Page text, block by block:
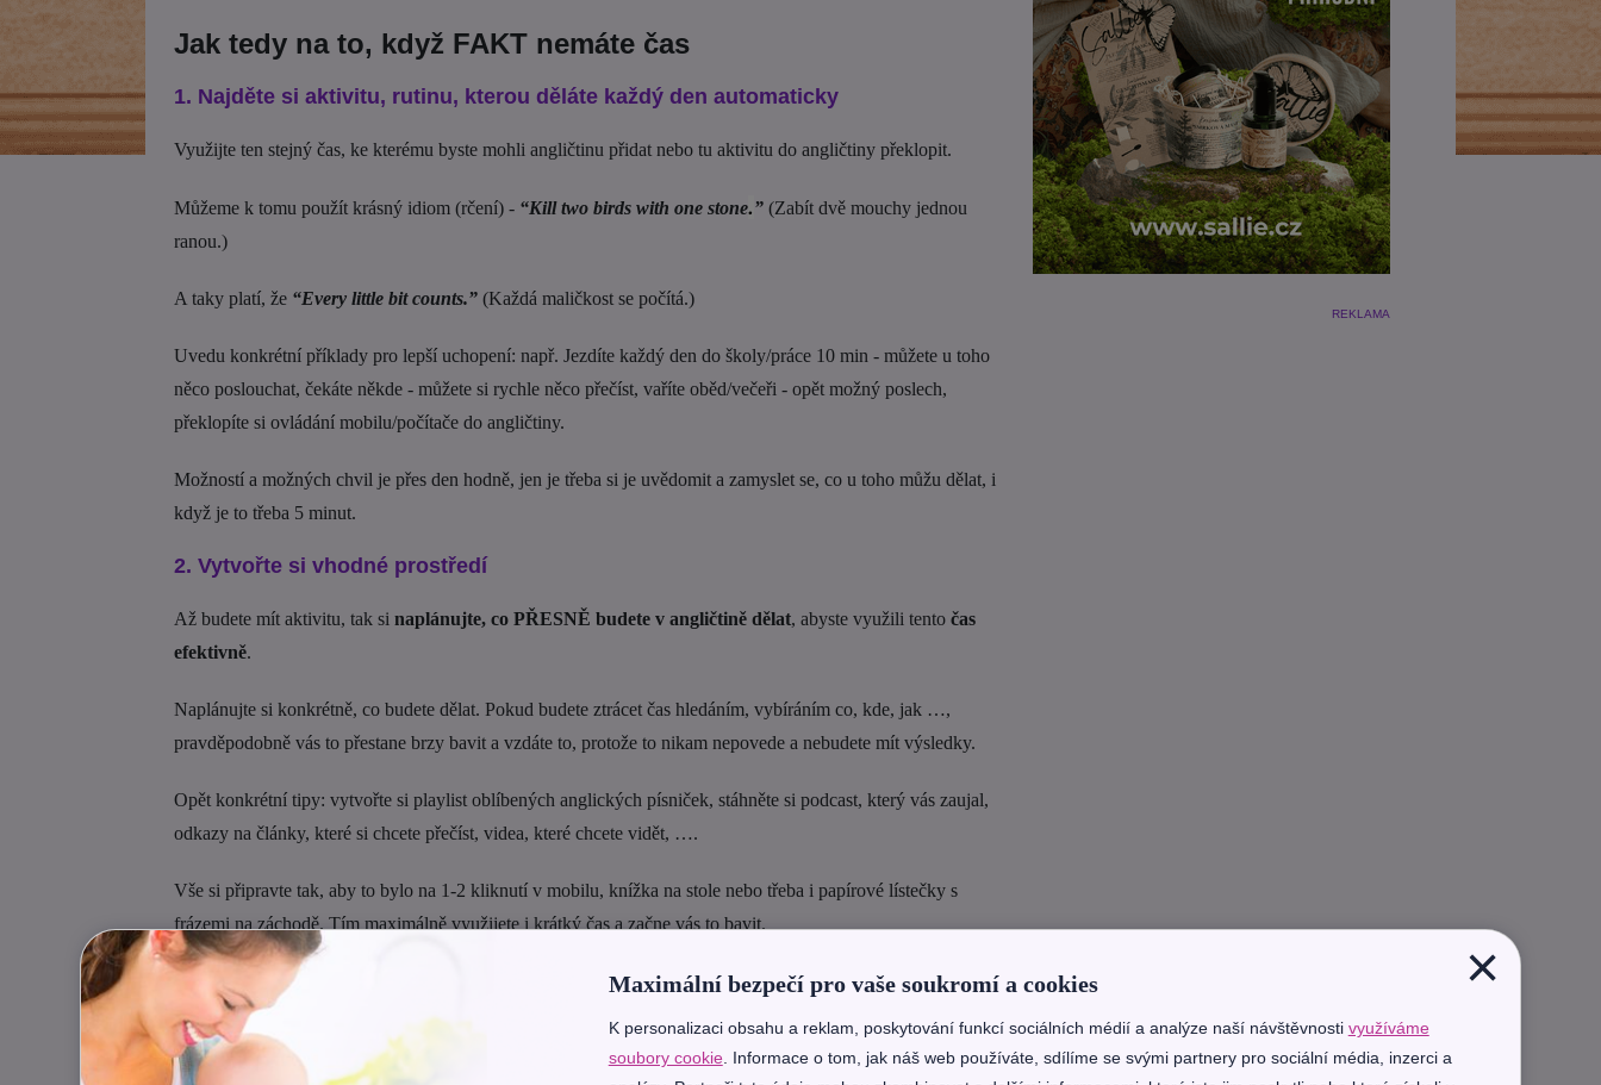
Jak tedy na to, když FAKT nemáte čas
1. Najděte si aktivitu, rutinu, kterou děláte každý den automaticky
Využijte ten stejný čas, ke kterému byste mohli angličtinu přidat nebo tu aktivitu do angličtiny překlopit.
Můžeme k tomu použít krásný idiom (rčení) - “Kill two birds with one stone.” (Zabít dvě mouchy jednou
ranou.)
A taky platí, že “Every little bit counts.” (Každá maličkost se počítá.)
Uvedu konkrétní příklady pro lepší uchopení: např. Jezdíte každý den do školy/práce 10 min - můžete u toho
něco poslouchat, čekáte někde - můžete si rychle něco přečíst, vaříte oběd/večeři - opět možný poslech,
překlopíte si ovládání mobilu/počítače do angličtiny.
Možností a možných chvil je přes den hodně, jen je třeba si je uvědomit a zamyslet se, co u toho můžu dělat, i
když je to třeba 5 minut.
2. Vytvořte si vhodné prostředí
Až budete mít aktivitu, tak si naplánujte, co PŘESNĚ budete v angličtině dělat, abyste využili tento čas
efektivně.
Naplánujte si konkrétně, co budete dělat. Pokud budete ztrácet čas hledáním, vybíráním co, kde, jak …,
pravděpodobně vás to přestane brzy bavit a vzdáte to, protože to nikam nepovede a nebudete mít výsledky.
Opět konkrétní tipy: vytvořte si playlist oblíbených anglických písniček, stáhněte si podcast, který vás zaujal,
odkazy na články, které si chcete přečíst, videa, které chcete vidět, ….
Vše si připravte tak, aby to bylo na 1-2 kliknutí v mobilu, knížka na stole nebo třeba i papírové lístečky s
frázemi na záchodě. Tím maximálně využijete i krátký čas a začne vás to bavit.
Připravte si prostředí
, které vám bude angličtinu připomínat každý den. Mějte ji stále na očích. A vybírejte
si to, co vás baví.
Příhodný anglický idiom k tomu je “Time flies when you are having fun.” (Čas letí, když vás to baví.)
REKLAMA
×
Maximální bezpečí pro vaše soukromí a cookies
K personalizaci obsahu a reklam, poskytování funkcí sociálních médií a analýze naší návštěvnosti využíváme
soubory cookie. Informace o tom, jak náš web používáte, sdílíme se svými partnery pro sociální média, inzerci a